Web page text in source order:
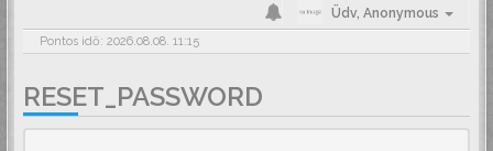
Üdv, Anonymous
Pontos idő: 2026.08.08. 11:15
RESET_PASSWORD